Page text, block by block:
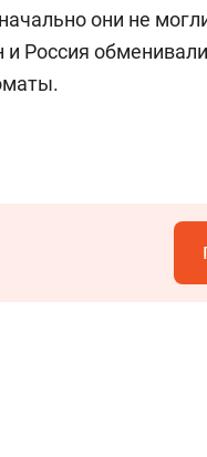
они не
Россия